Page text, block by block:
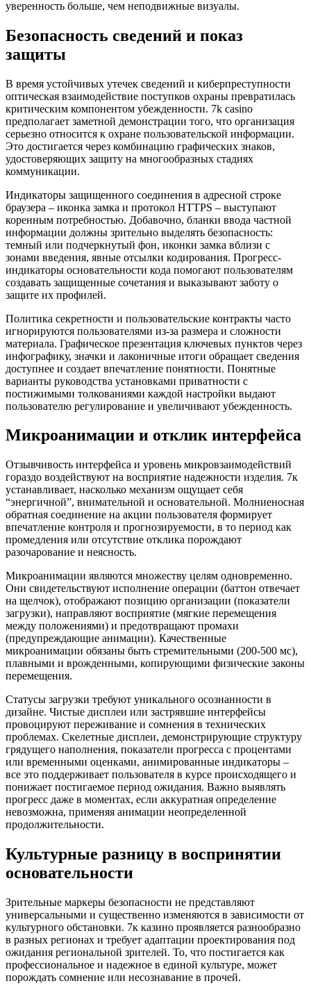
уверенность больше, чем неподвижные визуалы.
Безопасность сведений и показ
защиты
В время устойчивых утечек сведений и киберпреступности
оптическая взаимодействие поступков охраны превратилась
критическим компонентом убежденности. 7k casino
предполагает заметной демонстрации того, что организация
серьезно относится к охране пользовательской информации.
Это достигается через комбинацию графических знаков,
удостоверяющих защиту на многообразных стадиях
коммуникации.
Индикаторы защищенного соединения в адресной строке
браузера – иконка замка и протокол HTTPS – выступают
коренным потребностью. Добавочно, бланки ввода частной
информации должны зрительно выделять безопасность:
темный или подчеркнутый фон, иконки замка вблизи с
зонами введения, явные отсылки кодирования. Прогресс-
индикаторы основательности кода помогают пользователям
создавать защищенные сочетания и выказывают заботу о
защите их профилей.
Политика секретности и пользовательские контракты часто
игнорируются пользователями из-за размера и сложности
материала. Графическое презентация ключевых пунктов через
инфографику, значки и лаконичные итоги обращает сведения
доступнее и создает впечатление понятности. Понятные
варианты руководства установками приватности с
постижимыми толкованиями каждой настройки выдают
пользователю регулирование и увеличивают убежденность.
Микроанимации и отклик интерфейса
Отзывчивость интерфейса и уровень микровзаимодействий
гораздо воздействуют на восприятие надежности изделия. 7к
устанавливает, насколько механизм ощущает себя
“энергичной”, внимательной и основательной. Молниеносная
обратная соединение на акции пользователя формирует
впечатление контроля и прогнозируемости, в то период как
промедления или отсутствие отклика порождают
разочарование и неясность.
Микроанимации являются множеству целям одновременно.
Они свидетельствуют исполнение операции (баттон отвечает
на щелчок), отображают позицию организации (показатели
загрузки), направляют восприятие (мягкие перемещения
между положениями) и предотвращают промахи
(предупреждающие анимации). Качественные
микроанимации обязаны быть стремительными (200-500 мс),
плавными и врожденными, копирующими физические законы
перемещения.
Статусы загрузки требуют уникального осознанности в
дизайне. Чистые дисплеи или застрявшие интерфейсы
провоцируют переживание и сомнения в технических
проблемах. Скелетные дисплеи, демонстрирующие структуру
грядущего наполнения, показатели прогресса с процентами
или временными оценками, анимированные индикаторы –
все это поддерживает пользователя в курсе происходящего и
понижает постигаемое период ожидания. Важно выявлять
прогресс даже в моментах, если аккуратная определение
невозможна, применяя анимации неопределенной
продолжительности.
Культурные разницу в воспринятии
основательности
Зрительные маркеры безопасности не представляют
универсальными и существенно изменяются в зависимости от
культурного обстановки. 7к казино проявляется разнообразно
в разных регионах и требует адаптации проектирования под
ожидания региональной зрителей. То, что постигается как
профессиональное и надежное в единой культуре, может
порождать сомнение или несознавание в прочей.